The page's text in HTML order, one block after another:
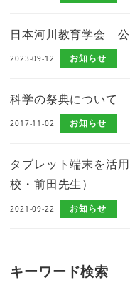
日本河川教育学会
2023-09-12 お知らせ
科学の祭典について
2017-11-02 お知らせ
タブレット端末を活
校・前田先生）
2021-09-22 お知らせ
キーワード検索